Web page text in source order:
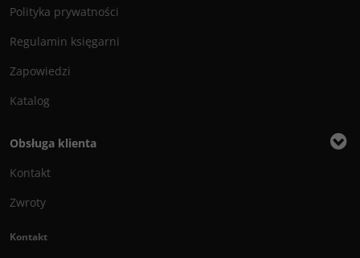
Polityka prywatności
Regulamin księgarni
Zapowiedzi
Katalog
Obsługa klienta
Kontakt
Zwroty
Kontakt